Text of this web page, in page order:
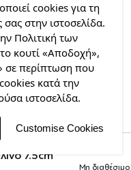
7.5cm
Μη διαθέσιμο
cookies για τη
στην ιστοσελίδα.
Πολιτική των
το κουτί «Αποδοχή»,
σε περίπτωση που
κατά την
ιστοσελίδα.
Customise Cookies